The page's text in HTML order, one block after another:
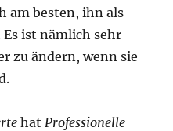
am besten, ihn als
ist nämlich sehr
zu ändern, wenn sie
hatProfessionelle